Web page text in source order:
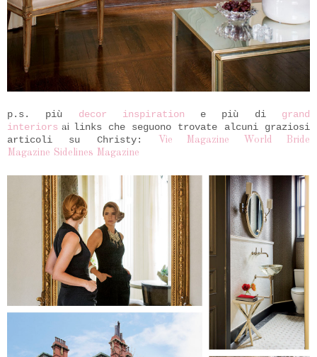
p.s. più decor inspiration e più di grand
interiors ai links che seguono trovate alcuni graziosi
articoli su Christy:
Vie Magazine
World Bride
Magazine Sidelines Magazine